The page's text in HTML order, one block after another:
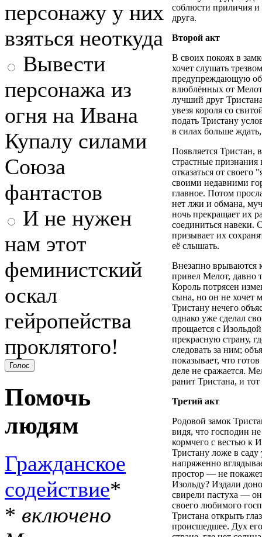
персонажу у них
взяться неоткуда
Вывести
персонажа из
огня на Ивана
Купалу силами
Союза
фантастов
И не нужен
нам этот
феминистский
оскал
гейропейства
проклятого!
Помочь
людям
Гражданское
содействие*
* включено
соблюсти приличия и
друга.
Второй акт
В своих покоях в
хочет слушать
предупреждающую об
влюблённых от
лучший друг
увезя короля со
подать Тристану
в силах больше
Появляется Тристан,
страстные
отказаться от своего
своими недавними
главное. Потом
нет лжи и обмана,
ночь прекращает их
соединиться навеки.
призывает их
её слышать.
Внезапно врываются
привел Мелот, давно
Король потрясен
сына, но он не хочет
Тристану нечего
однако уже сделал
прощается с
прекрасную страну,
следовать за ним;
показывает, что
деле не сражается.
ранит Тристана, и
Третий акт
Родовой замок
видя, что господин
кормчего с вестью к
Тристану ложе в саду
напряженно
простор — не
Изольду? Издали
свирели пастуха —
своего любимого
Тристана открыть
происшедшее. Дух